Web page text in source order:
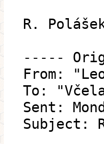
R.
-----
From:
To:
Sent:
Subject: